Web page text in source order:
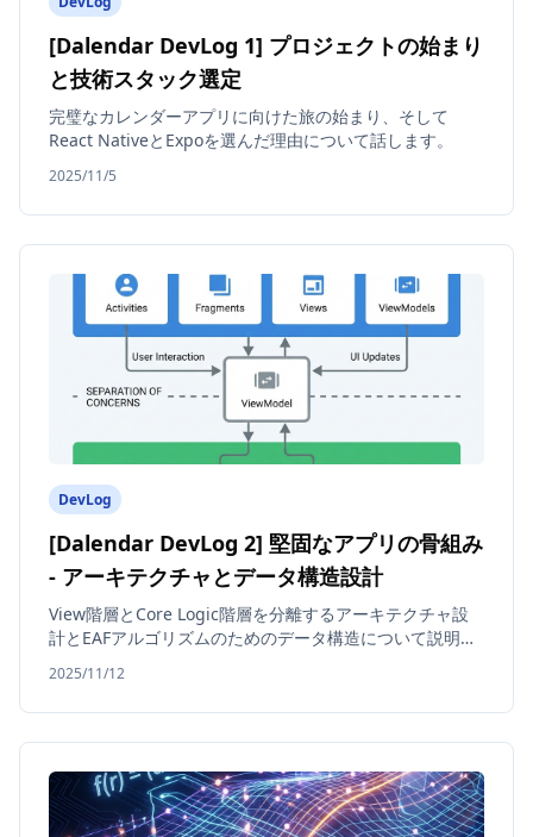
[Dalendar DevLog 1] プロジェクトの始まり
と技術スタック選定
完璧なカレンダーアプリに向けた旅の始まり、そして
React NativeとExpoを選んだ理由について話します。
2025/11/5
DevLog
[Dalendar DevLog 2] 堅固なアプリの骨組み
- アーキテクチャとデータ構造設計
View階層とCore Logic階層を分離するアーキテクチャ設
計とEAFアルゴリズムのためのデータ構造について説明し
2025/11/12